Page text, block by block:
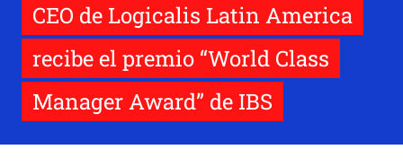
CEO de Logicalis Latin America
recibe el premio “World Class
Manager Award” de IBS